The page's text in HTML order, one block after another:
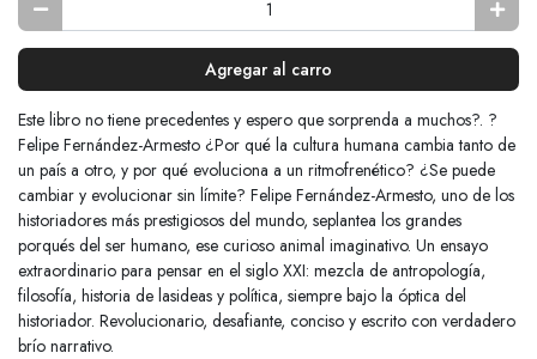
Agregar al carro
Este libro no tiene precedentes y espero que sorprenda a muchos?. ?
Felipe Fernández-Armesto ¿Por qué la cultura humana cambia tanto de
un país a otro, y por qué evoluciona a un ritmofrenético? ¿Se puede
cambiar y evolucionar sin límite? Felipe Fernández-Armesto, uno de los
historiadores más prestigiosos del mundo, seplantea los grandes
porqués del ser humano, ese curioso animal imaginativo. Un ensayo
extraordinario para pensar en el siglo XXI: mezcla de antropología,
filosofía, historia de lasideas y política, siempre bajo la óptica del
historiador. Revolucionario, desafiante, conciso y escrito con verdadero
brío narrativo.